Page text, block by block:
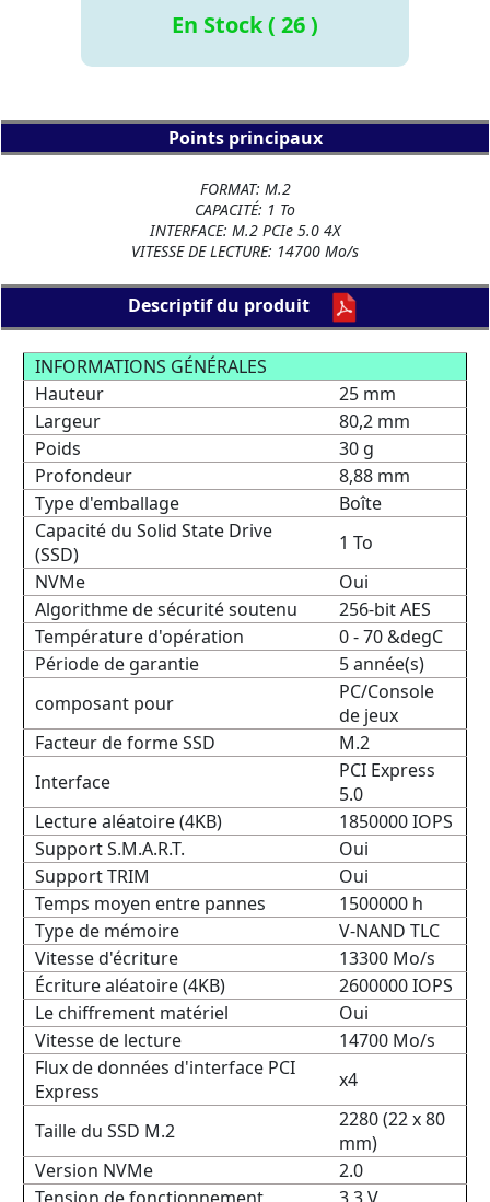
En Stock ( 26 )
Points principaux
FORMAT: M.2
CAPACITÉ: 1 To
INTERFACE: M.2 PCIe 5.0 4X
VITESSE DE LECTURE: 14700 Mo/s
Descriptif du produit
INFORMATIONS GÉNÉRALES
Hauteur
25 mm
Largeur
80,2 mm
Poids
30 g
Profondeur
8,88 mm
Type d'emballage
Boîte
Capacité du Solid State Drive
(SSD)
1 To
NVMe
Oui
Algorithme de sécurité soutenu
256-bit AES
Température d'opération
0 - 70 &degC
Période de garantie
5 année(s)
composant pour
PC/Console
de jeux
Facteur de forme SSD
M.2
Interface
PCI Express
5.0
Lecture aléatoire (4KB)
1850000 IOPS
Support S.M.A.R.T.
Oui
Support TRIM
Oui
Temps moyen entre pannes
1500000 h
Type de mémoire
V-NAND TLC
Vitesse d'écriture
13300 Mo/s
Écriture aléatoire (4KB)
2600000 IOPS
Le chiffrement matériel
Oui
Vitesse de lecture
14700 Mo/s
Flux de données d'interface PCI
Express
x4
Taille du SSD M.2
2280 (22 x 80
mm)
Version NVMe
2.0